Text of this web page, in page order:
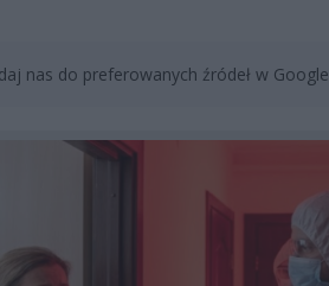
nas do preferowanych źródeł w Google